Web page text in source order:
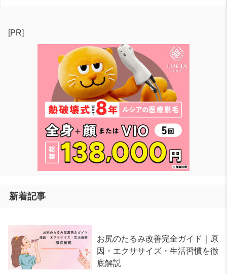
[PR]
新着記事
お尻のたるみ改善完全ガイド｜原
因・エクササイズ・生活習慣を徹
底解説